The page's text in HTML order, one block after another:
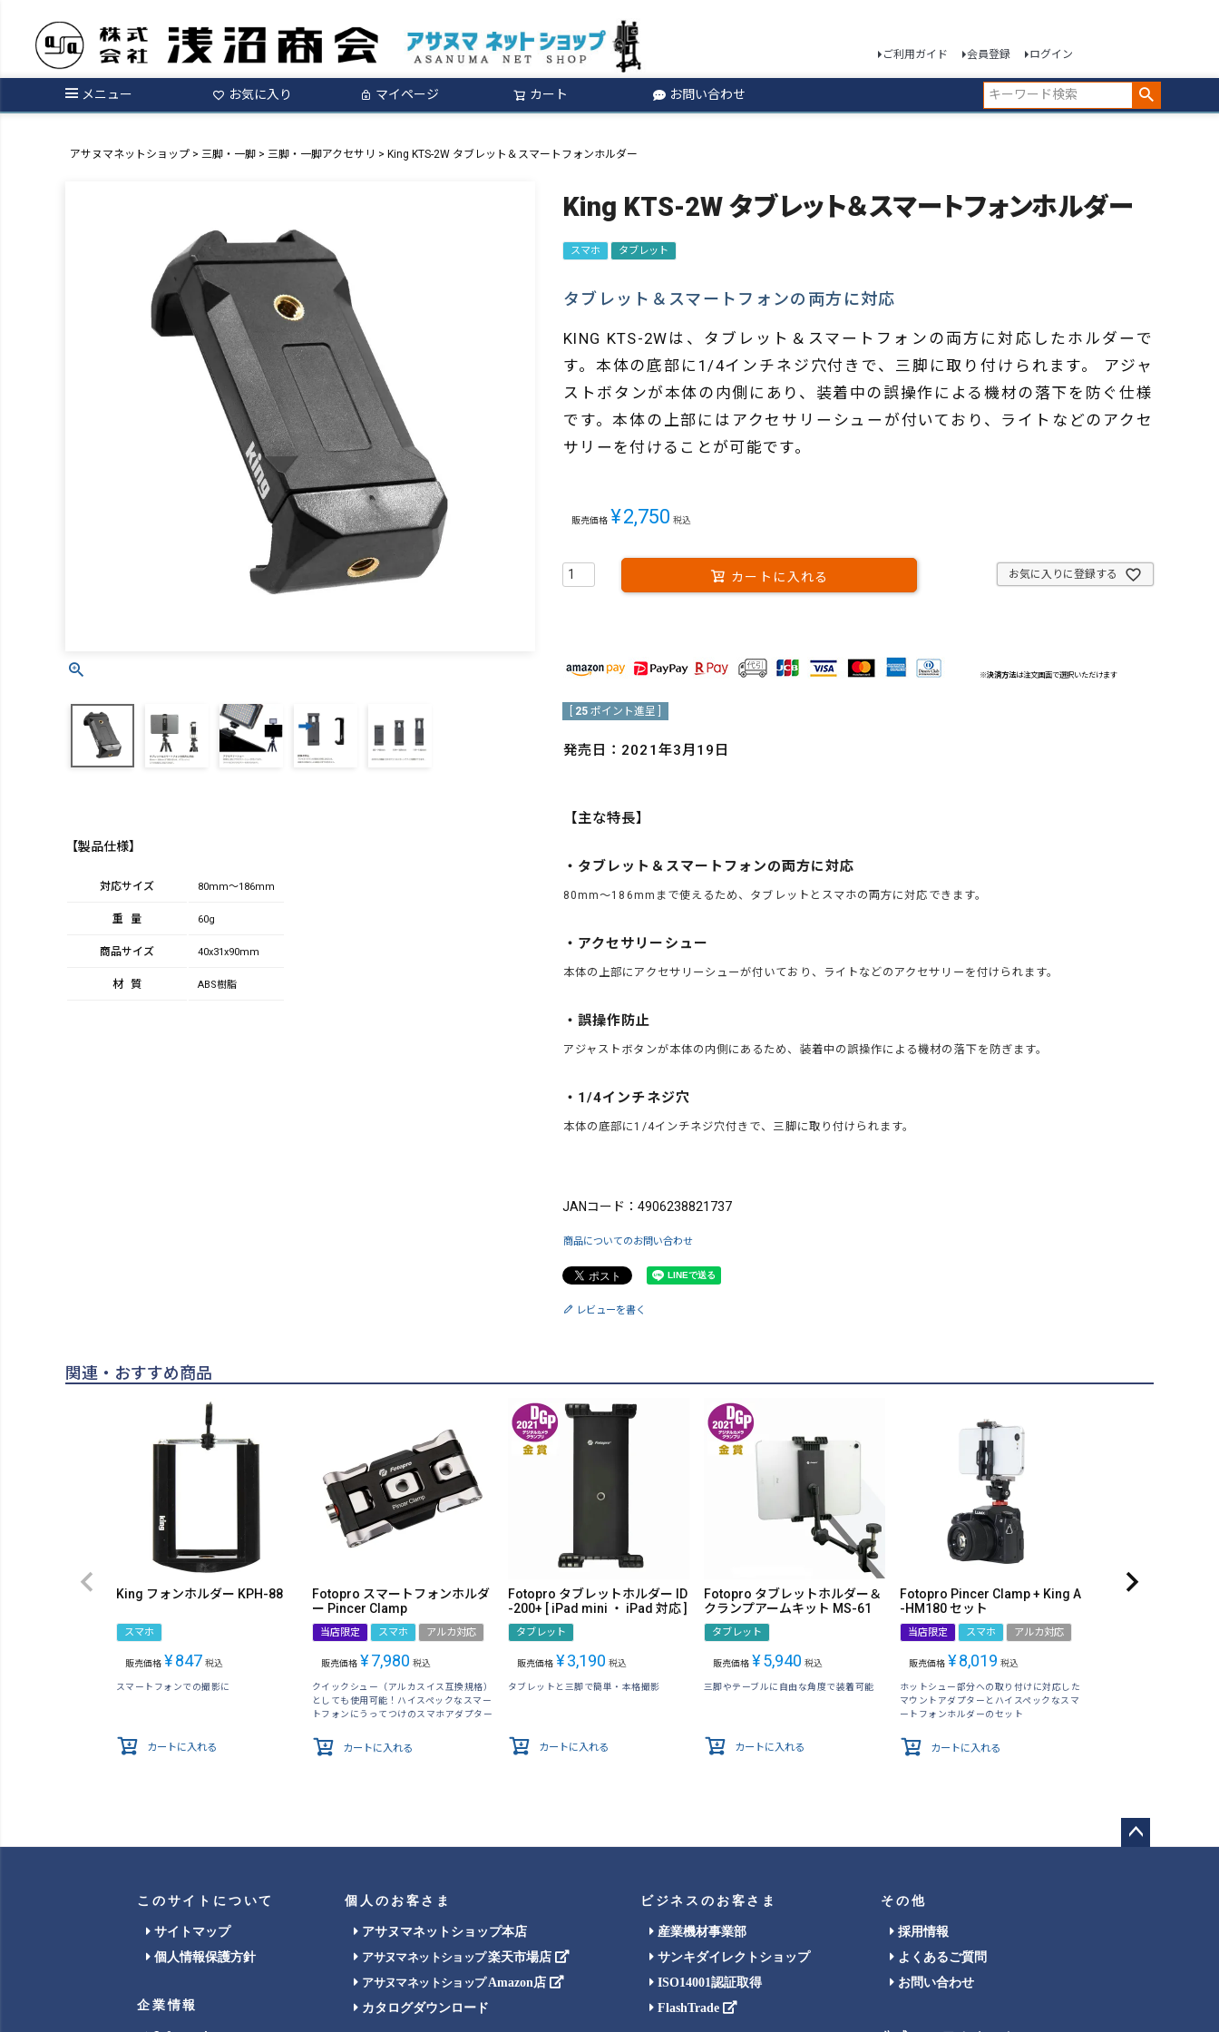
ご利用ガイド 会員登録 ログイン
メニュー お気に入り マイページ カート お問い合わせ
検索
アサヌマネットショップ 三脚・一脚 三脚・一脚アクセサリ King KTS-2W タブレット＆スマートフォンホルダー
【製品仕様】
対応サイズ 80mm～186mm
重量 60g
商品サイズ 40x31x90mm
材質 ABS樹脂
King KTS-2W タブレット＆スマートフォンホルダー
スマホ タブレット
タブレット＆スマートフォンの両方に対応
KING KTS-2Wは、タブレット＆スマートフォンの両方に対応したホルダーで
す。本体の底部に1/4インチネジ穴付きで、三脚に取り付けられます。 アジャ
ストボタンが本体の内側にあり、装着中の誤操作による機材の落下を防ぐ仕様
です。本体の上部にはアクセサリーシューが付いており、ライトなどのアクセ
サリーを付けることが可能です。
販売価格 ¥2,750 税込
お気に入りに登録する
カートに入れる
※決済方法は注文画面で選択いただけます
25 ポイント進呈 ]
発売日：2021年3月19日
【主な特長】
・タブレット＆スマートフォンの両方に対応
80mm～186mmまで使えるため、タブレットとスマホの両方に対応できます。
・アクセサリーシュー
本体の上部にアクセサリーシューが付いており、ライトなどのアクセサリーを付けられます。
・誤操作防止
アジャストボタンが本体の内側にあるため、装着中の誤操作による機材の落下を防ぎます。
・1/4インチネジ穴
本体の底部に1/4インチネジ穴付きで、三脚に取り付けられます。
JANコード：4906238821737
商品についてのお問い合わせ
レビューを書く
関連・おすすめ商品
King フォンホルダー KPH-88
スマホ
販売価格 ¥847 税込
スマートフォンでの撮影に
カートに入れる
Fotopro スマートフォンホルダ
ー Pincer Clamp
当店限定 スマホ アルカ対応
販売価格 ¥7,980 税込
クイックシュー（アルカスイス互換規格）
としても使用可能！ハイスペックなスマー
トフォンにうってつけのスマホアダプター
カートに入れる
Fotopro タブレットホルダー ID
-200+ [ iPad mini ・ iPad 対応 ]
タブレット
販売価格 ¥3,190 税込
タブレットと三脚で簡単・本格撮影
カートに入れる
Fotopro タブレットホルダー＆
クランプアームキット MS-61
タブレット
販売価格 ¥5,940 税込
三脚やテーブルに自由な角度で装着可能
カートに入れる
Fotopro Pincer Clamp + King A
-HM180 セット
当店限定 スマホ アルカ対応
販売価格 ¥8,019 税込
ホットシュー部分への取り付けに対応した
マウントアダプターとハイスペックなスマ
ートフォンホルダーのセット
カートに入れる
このサイトについて
サイトマップ
個人情報保護方針
企業情報
個人のお客さま
アサヌマネットショップ本店
アサヌマネットショップ楽天市場店
アサヌマネットショップAmazon店
カタログダウンロード
ビジネスのお客さま
産業機材事業部
サンキダイレクトショップ
ISO14001認証取得
FlashTrade
その他
採用情報
よくあるご質問
お問い合わせ